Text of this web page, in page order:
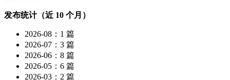
发布统计（近 10 个月）
2026-08：1 篇
2026-07：3 篇
2026-06：8 篇
2026-05：6 篇
2026-03：2 篇